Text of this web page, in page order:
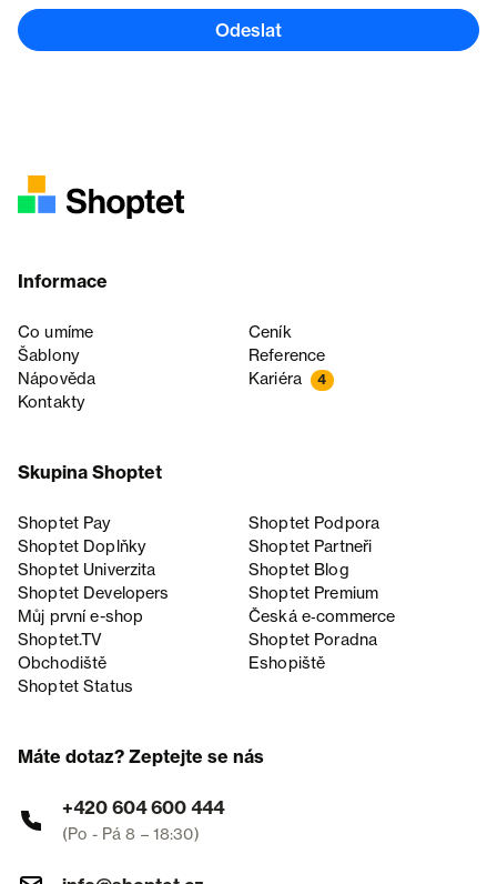
Odeslat
Informace
Co umíme
Ceník
Šablony
Reference
Nápověda
Kariéra 4
Kontakty
Skupina Shoptet
Shoptet Pay
Shoptet Podpora
Shoptet Doplňky
Shoptet Partneři
Shoptet Univerzita
Shoptet Blog
Shoptet Developers
Shoptet Premium
Můj první e-shop
Česká e‑commerce
Shoptet.TV
Shoptet Poradna
Obchodiště
Eshopiště
Shoptet Status
Máte dotaz? Zeptejte se nás
+420 604 600 444
(Po - Pá 8 – 18:30)